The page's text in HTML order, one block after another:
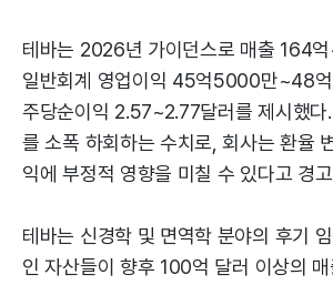
테바는 2026년 가이던스로 매출 164
일반회계 영업이익 45억5000만~48억
주당순이익 2.57~2.77달러를 제시했다
를 소폭 하회하는 수치로, 회사는 환율
익에 부정적 영향을 미칠 수 있다고 경
테바는 신경학 및 면역학 분야의 후기
인 자산들이 향후 100억 달러 이상의 매